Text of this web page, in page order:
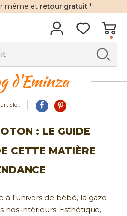
même et retour gratuit *
d'Eminza
:
: LE GUIDE
CETTE MATIÈRE
à l'univers de bébé, la gaze
nos intérieurs. Esthétique,